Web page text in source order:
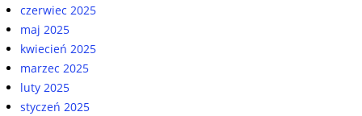
czerwiec 2025
maj 2025
kwiecień 2025
marzec 2025
luty 2025
styczeń 2025